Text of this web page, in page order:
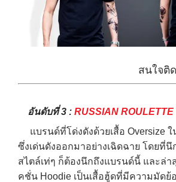
สนใจติ
อันดับที่ 3 : RUSSIAN ROULETTE
แบรนด์ที่โด่งดังด้วยเสื้อ Oversize
ซึ่งเด่นดังออกมาอย่างเฉิดฉาย โดยที่นึ
สไตล์เท่ๆ ก็ต้องนึกถึงแบรนด์นี้ และล่า
คชั่น Hoodie เป็นเสื้อฮู้ดที่มีความมัดย้